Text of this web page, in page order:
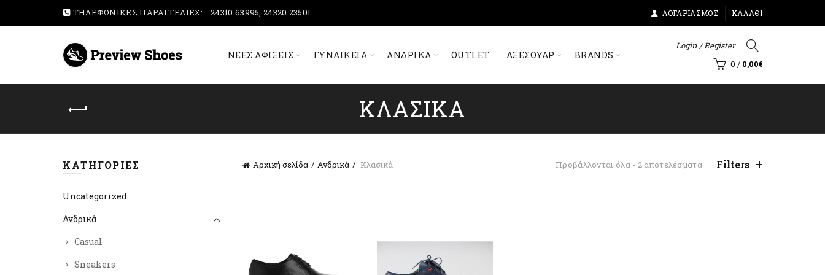
ΤΗΛΕΦΩΝΙΚΕΣ ΠΑΡΑΓΓΕΛΙΕΣ: 24310 63995, 24320 23501 ΛΟΓΑΡΙΑΣΜΌΣ ΚΑΛΆΘΙ
ΝΕΕΣ ΑΦΙΞΕΙΣ ΓΥΝΑΙΚΕΊΑ ΑΝΔΡΙΚΆ OUTLET ΑΞΕΣΟΥΆΡ BRANDS
Login / Register
0 / 0,00€
ΚΛΑΣΙΚΆ
Αρχική σελίδα Ανδρικά Κλασικά Προβάλλονται όλα - 2 αποτελέσματα SortedFilters
ΚΑΤΗΓΟΡΊΕΣ
Uncategorized
Ανδρικά
Casual
Sneakers